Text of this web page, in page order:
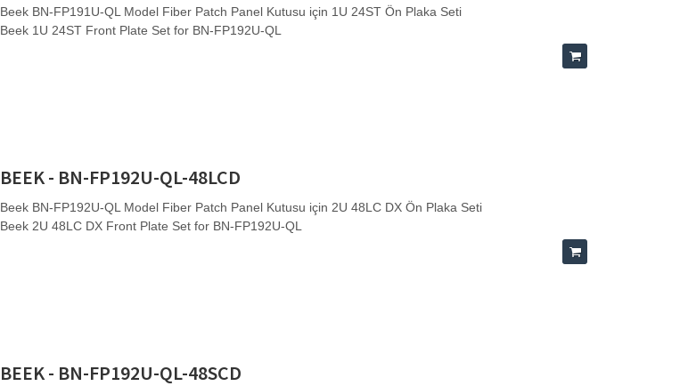
Beek BN-FP191U-QL Model Fiber Patch Panel Kutusu için 1U 24ST Ön Plaka Seti
Beek 1U 24ST Front Plate Set for BN-FP192U-QL
BEEK - BN-FP192U-QL-48LCD
Beek BN-FP192U-QL Model Fiber Patch Panel Kutusu için 2U 48LC DX Ön Plaka Seti
Beek 2U 48LC DX Front Plate Set for BN-FP192U-QL
BEEK - BN-FP192U-QL-48SCD